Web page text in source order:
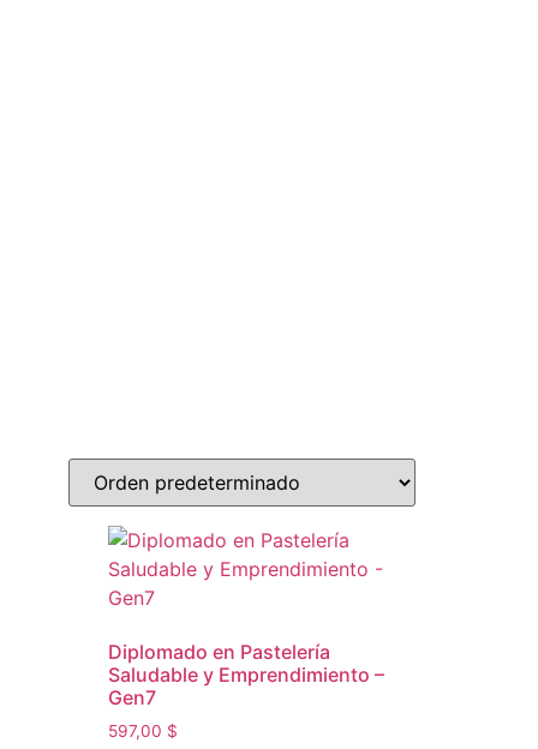
Diplomado en Pastelería
Saludable y Emprendimiento –
Gen7
597,00 $